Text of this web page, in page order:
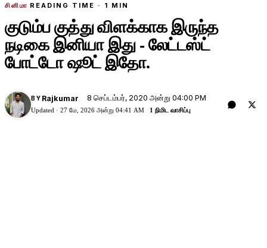
சினிமா READING TIME · 1 MIN
குடும்ப குத்து விளக்காக இருந்த
நடிகை இனியா இது - லேட்டஸ்ட்
போட்டோ ஷூட் இதோ.
BY Rajkumar 8 செப்டம்பர், 2020 அன்று 04:00 PM
Updated · 27 மே, 2026 அன்று 04:41 AM 1 நிமிட வாசிப்பு